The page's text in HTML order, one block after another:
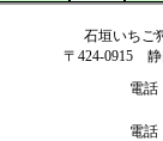
石垣いちご
〒 424-0915 静
電話
電話